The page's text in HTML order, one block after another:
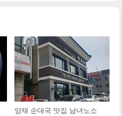
양재 순대국 맛집 남녀노소